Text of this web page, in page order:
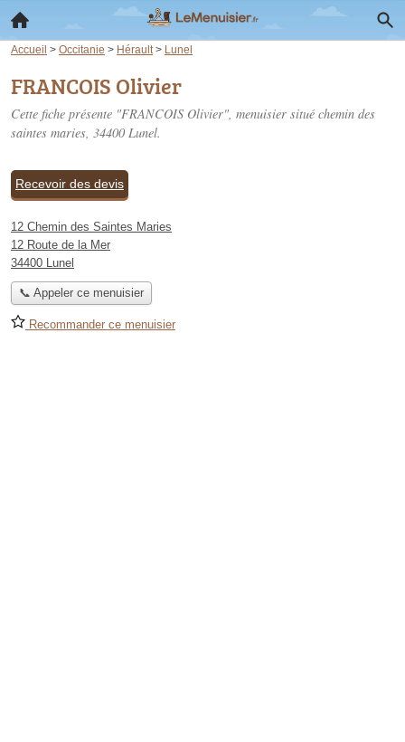
Accueil > Occitanie > Hérault > Lunel
FRANCOIS Olivier
Cette fiche présente "FRANCOIS Olivier", menuisier situé chemin des
saintes maries, 34400 Lunel.
Recevoir des devis
12 Chemin des Saintes Maries
12 Route de la Mer
34400 Lunel
📞 Appeler ce menuisier
Recommander ce menuisier